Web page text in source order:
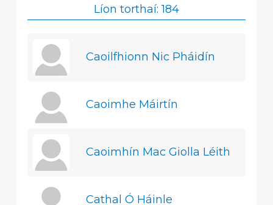
Líon torthaí: 184
Caoilfhionn Nic Pháidín
Caoimhe Máirtín
Caoimhín Mac Giolla Léith
Cathal Ó Háinle